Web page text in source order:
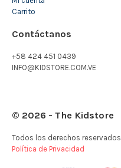
Carrito
Contáctanos
+58 424 451 0439
INFO@KIDSTORE.COM.VE
© 2026 - The Kidstore
Todos los derechos reservados
Política de Privacidad